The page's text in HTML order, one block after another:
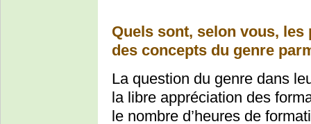
Quels sont, selon vous,
des concepts du genre
La question du genre dans
la libre appréciation des
le nombre d’heures de